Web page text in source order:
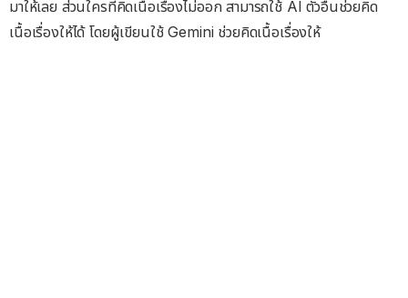
มาให้เลย ส่วนใครที่คิดเนื้อเรื่องไม่ออก สามารถใช้ AI ตัวอื่นช่วยคิด
เนื้อเรื่องให้ได้ โดยผู้เขียนใช้ Gemini ช่วยคิดเนื้อเรื่องให้